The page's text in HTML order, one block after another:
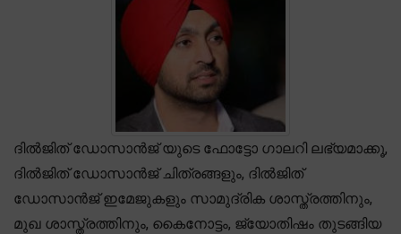
ദിൽജിത് ഡോസാൻജ് യുടെ ഫോട്ടോ ഗാലറി ലഭ്യമാക്കൂ,
ദിൽജിത് ഡോസാൻജ് ചിത്രങ്ങളും, ദിൽജിത്
ഡോസാൻജ് ഇമേജുകളും സാമുദ്രിക ശാസ്ത്രത്തിനും,
മുഖ ശാസ്ത്രത്തിനും, കൈനോട്ടം, ജ്യോതിഷം തുടങ്ങിയ